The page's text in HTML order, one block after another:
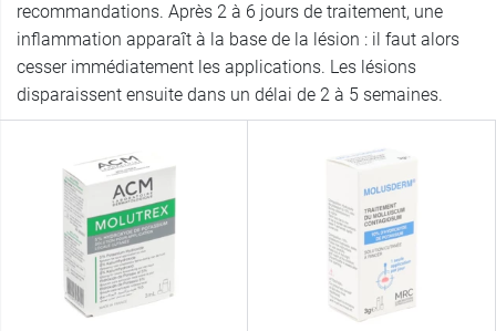
recommandations. Après 2 à 6 jours de traitement, une
inflammation apparaît à la base de la lésion : il faut alors
cesser immédiatement les applications. Les lésions
disparaissent ensuite dans un délai de 2 à 5 semaines.